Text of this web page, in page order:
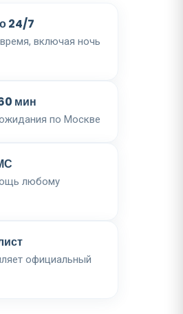
24/7
включая ночь
мин
по Москве
любому
официальный